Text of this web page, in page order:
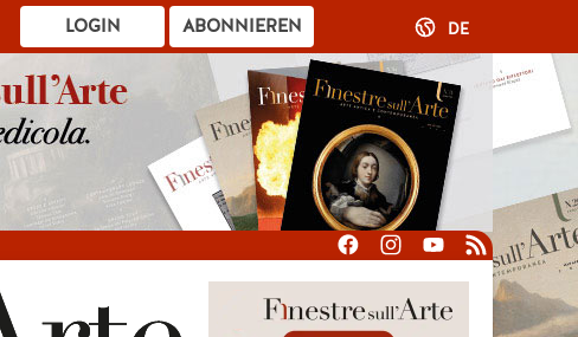
ABONNIEREN
LOGIN DE